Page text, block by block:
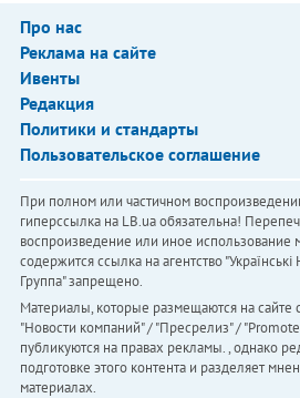
Про нас
Реклама на сайте
Ивенты
Редакция
Политики и стандарты
Пользовательское соглашение
При полном или частичном
гиперссылка на LB.ua обязательна!
воспроизведение или иное использование
содержится ссылка на агентство
Группа" запрещено.
Материалы, которые размещаются на сайте
"Новости компаний" / "Пресрелиз" /
публикуются на правах рекламы. , однако
подготовке этого контента и разделяет
материалах.